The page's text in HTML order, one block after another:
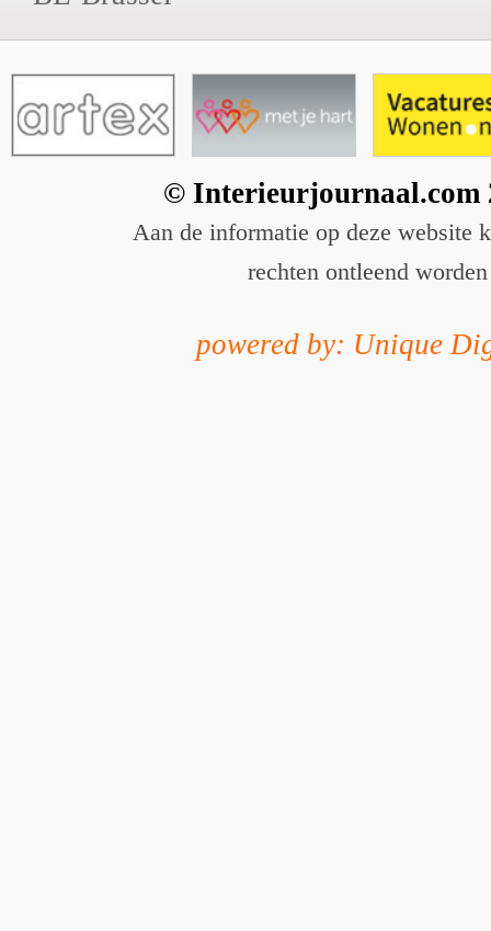
© Interieurjournaal.com
Aan de informatie op deze website
rechten ontleend worden
powered by: Unique